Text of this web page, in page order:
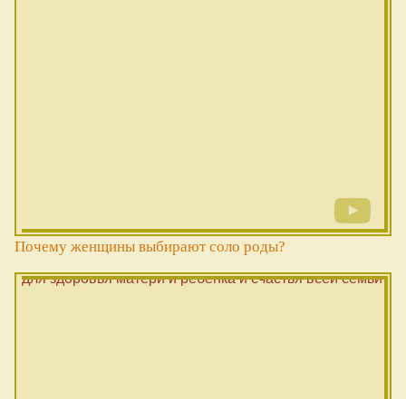
Почему женщины выбирают соло роды?